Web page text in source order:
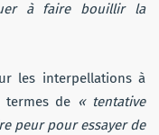
à faire bouillir la
les interpellations à
termes de « tentative
peur pour essayer de